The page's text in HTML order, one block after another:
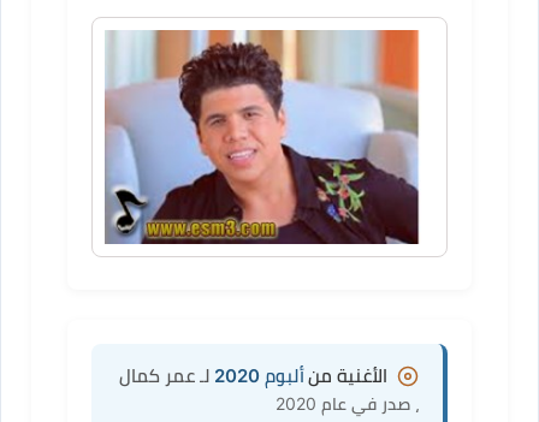
الأغنية منألبوم 2020 لـ عمر كمال
، صدر في عام 2020